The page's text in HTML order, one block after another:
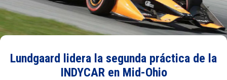
Lundgaard lidera la segunda práctica de la
INDYCAR en Mid-Ohio